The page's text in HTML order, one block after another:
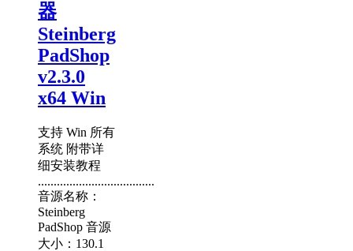
器
Steinberg
PadShop
v2.3.0
x64 Win
支持 Win 所有
系统 附带详
细安装教程
.....................................
音源名称：
Steinberg
PadShop 音源
大小：130.1